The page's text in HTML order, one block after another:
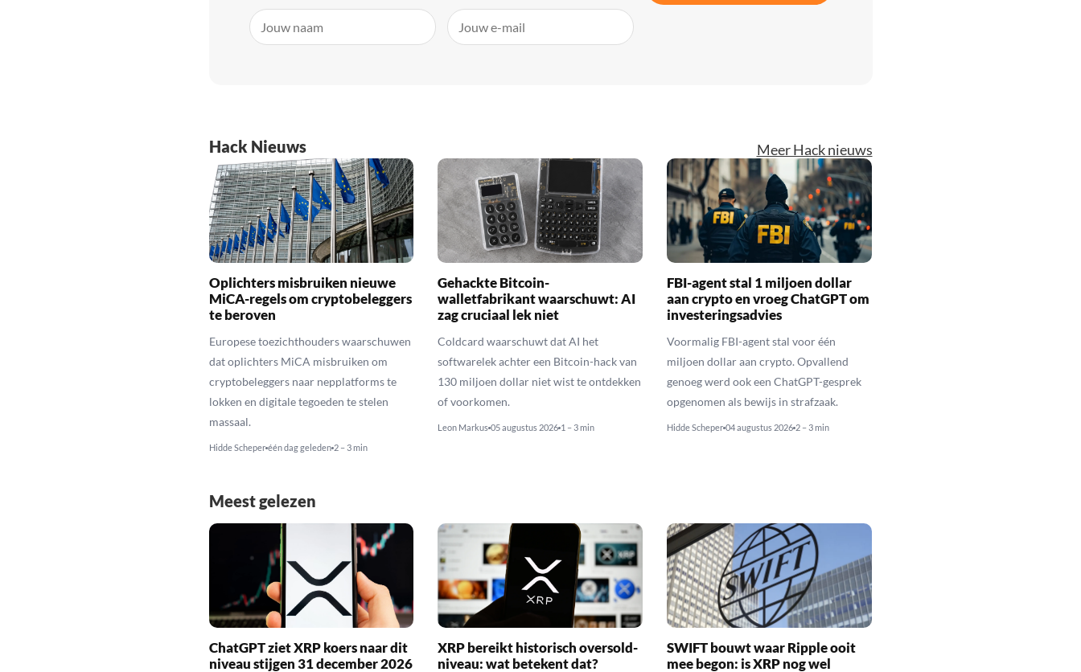
Hack Nieuws Meer Hack nieuws
Oplichters misbruiken nieuwe
MiCA-regels om cryptobeleggers
te beroven
Europese toezichthouders waarschuwen
dat oplichters MiCA misbruiken om
cryptobeleggers naar nepplatforms te
lokken en digitale tegoeden te stelen
massaal.
Hidde Scheper één dag geleden 2 – 3 min
Gehackte Bitcoin-
walletfabrikant waarschuwt: AI
zag cruciaal lek niet
Coldcard waarschuwt dat AI het
softwarelek achter een Bitcoin-hack van
130 miljoen dollar niet wist te ontdekken
of voorkomen.
Leon Markus 05 augustus 2026 1 – 3 min
FBI-agent stal 1 miljoen dollar
aan crypto en vroeg ChatGPT om
investeringsadvies
Voormalig FBI-agent stal voor één
miljoen dollar aan crypto. Opvallend
genoeg werd ook een ChatGPT-gesprek
opgenomen als bewijs in strafzaak.
Hidde Scheper 04 augustus 2026 2 – 3 min
Meest gelezen
ChatGPT ziet XRP koers naar dit
niveau stijgen 31 december 2026
XRP bereikt historisch oversold-
niveau: wat betekent dat?
SWIFT bouwt waar Ripple ooit
mee begon: is XRP nog wel